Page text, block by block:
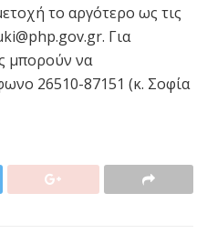
το αργότερο ως τις
Για
μπορούν να
26510-87151 (κ. Σοφία